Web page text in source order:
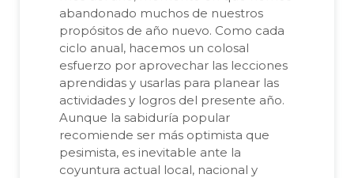
abandonado muchos de nuestros
propósitos de año nuevo. Como cada
ciclo anual, hacemos un colosal
esfuerzo por aprovechar las lecciones
aprendidas y usarlas para planear las
actividades y logros del presente año.
Aunque la sabiduría popular
recomiende ser más optimista que
pesimista, es inevitable ante la
coyuntura actual local, nacional y